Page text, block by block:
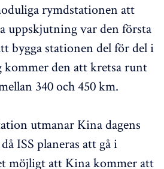
rymdstationen att
uppskjutning var den första
bygga stationen del för del i
den att kretsa runt
340 och 450 km.
utmanar Kina dagens
ISS planeras att gå i
möjligt att Kina kommer att